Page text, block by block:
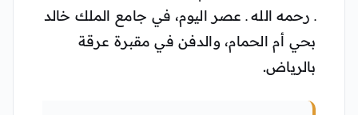
ـ رحمه الله ـ عصر اليوم، في جامع الملك خالد
بحي أم الحمام، والدفن في مقبرة عرقة
بالرياض.